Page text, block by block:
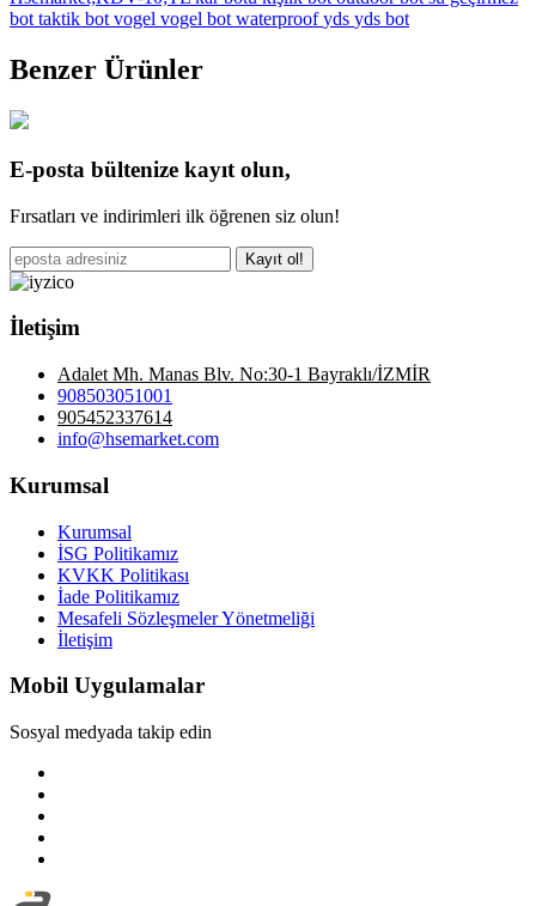
bottaktik botvogel vogel botwaterproofyds yds bot
Benzer Ürünler
E-posta bültenize kayıt olun,
Fırsatları ve indirimleri ilk öğrenen siz olun!
Kayıt ol!
İletişim
Adalet Mh. Manas Blv. No:30-1 Bayraklı/İZMİR
908503051001
905452337614
info@hsemarket.com
Kurumsal
Kurumsal
İSG Politikamız
KVKK Politikası
İade Politikamız
Mesafeli Sözleşmeler Yönetmeliği
İletişim
Mobil Uygulamalar
Sosyal medyada takip edin